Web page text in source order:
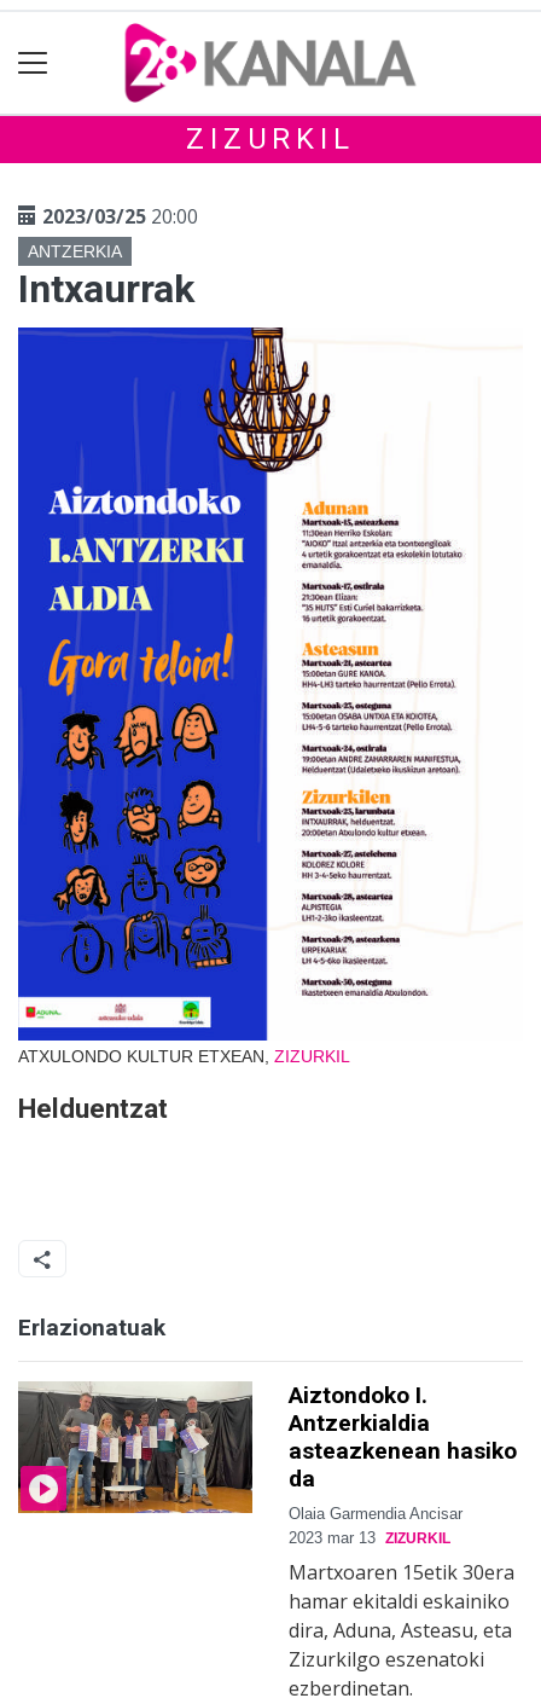
ZIZURKIL
2023/03/25 20:00
ANTZERKIA
Intxaurrak
ATXULONDO KULTUR ETXEAN, ZIZURKIL
Helduentzat
Erlazionatuak
Aiztondoko I.
Antzerkialdia
asteazkenean hasiko
da
Olaia Garmendia Ancisar
2023 mar 13 ZIZURKIL
Martxoaren 15etik 30era
hamar ekitaldi eskainiko
dira, Aduna, Asteasu, eta
Zizurkilgo eszenatoki
ezberdinetan.